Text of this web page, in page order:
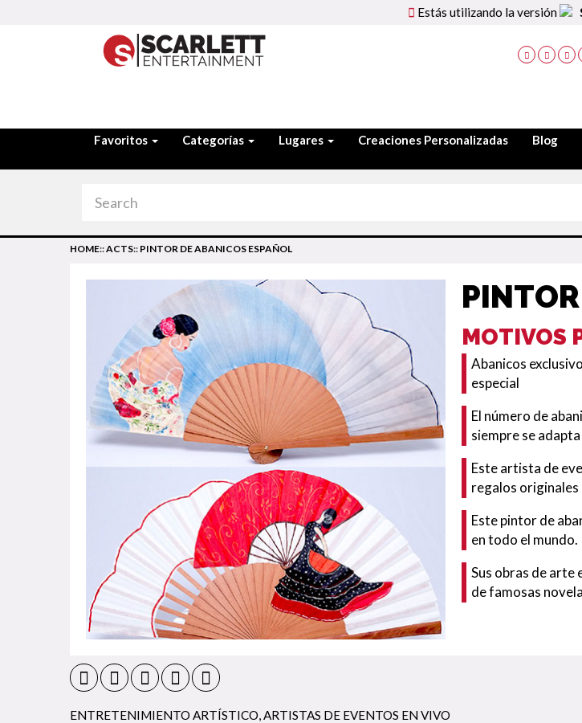
Estás utilizando la versión
Favoritos Categorías Lugares Creaciones Personalizadas Blog
HOME::ACTS:: PINTOR DE ABANICOS ESPAÑOL
MOTIVOS
Abanicos
especial
El número de
siempre se
Este artista de
regalos originales
Este pintor de
en todo el mundo.
Sus obras de arte
de famosas
ENTRETENIMIENTO ARTÍSTICO ARTISTAS DE EVENTOS EN VIVO